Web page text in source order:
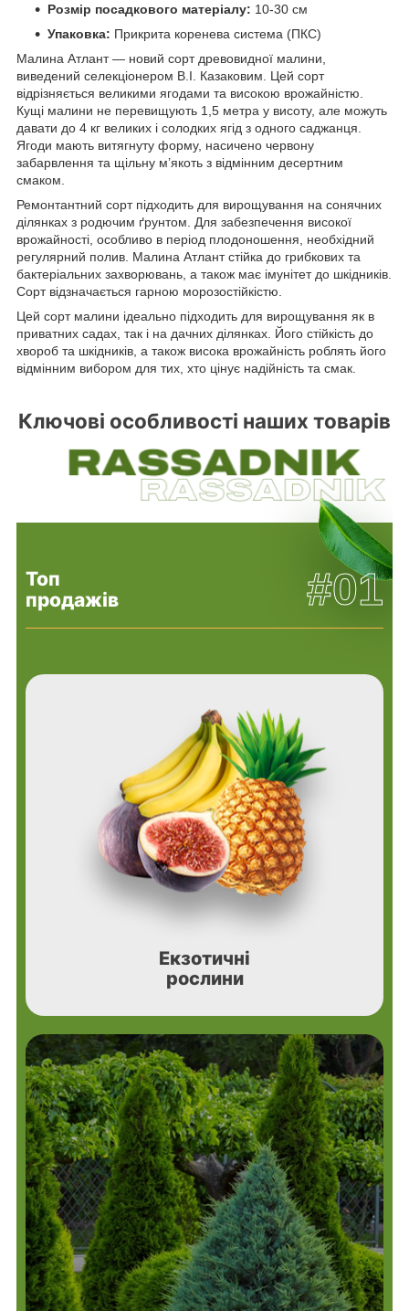
Розмір посадкового матеріалу: 10-30 см
Упаковка: Прикрита коренева система (ПКС)
Малина Атлант — новий сорт древовидної малини,
виведений селекціонером В.І. Казаковим. Цей сорт
відрізняється великими ягодами та високою врожайністю.
Кущі малини не перевищують 1,5 метра у висоту, але можуть
давати до 4 кг великих і солодких ягід з одного саджанця.
Ягоди мають витягнуту форму, насичено червону
забарвлення та щільну м’якоть з відмінним десертним
смаком.
Ремонтантний сорт підходить для вирощування на сонячних
ділянках з родючим ґрунтом. Для забезпечення високої
врожайності, особливо в період плодоношення, необхідний
регулярний полив. Малина Атлант стійка до грибкових та
бактеріальних захворювань, а також має імунітет до шкідників.
Сорт відзначається гарною морозостійкістю.
Цей сорт малини ідеально підходить для вирощування як в
приватних садах, так і на дачних ділянках. Його стійкість до
хвороб та шкідників, а також висока врожайність роблять його
відмінним вибором для тих, хто цінує надійність та смак.
Ключові особливості наших товарів
Топ
продажів
#01
Екзотичні
рослини